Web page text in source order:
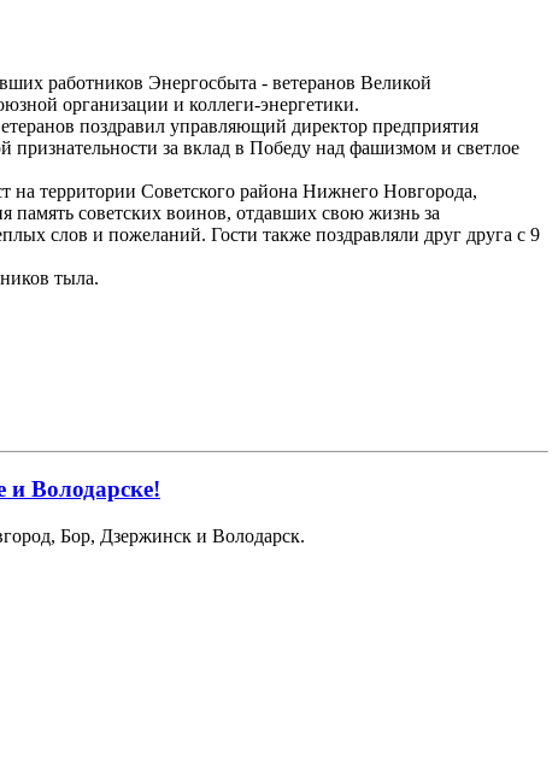
работников Энергосбыта - ветеранов Великой
организации и коллеги-энергетики.
поздравил управляющий директор предприятия
признательности за вклад в Победу над фашизмом и светлое
территории Советского района Нижнего Новгорода,
советских воинов, отдавших свою жизнь за
слов и пожеланий. Гости также поздравляли друг друга с 9
тыла.
и Володарске!
Бор, Дзержинск и Володарск.